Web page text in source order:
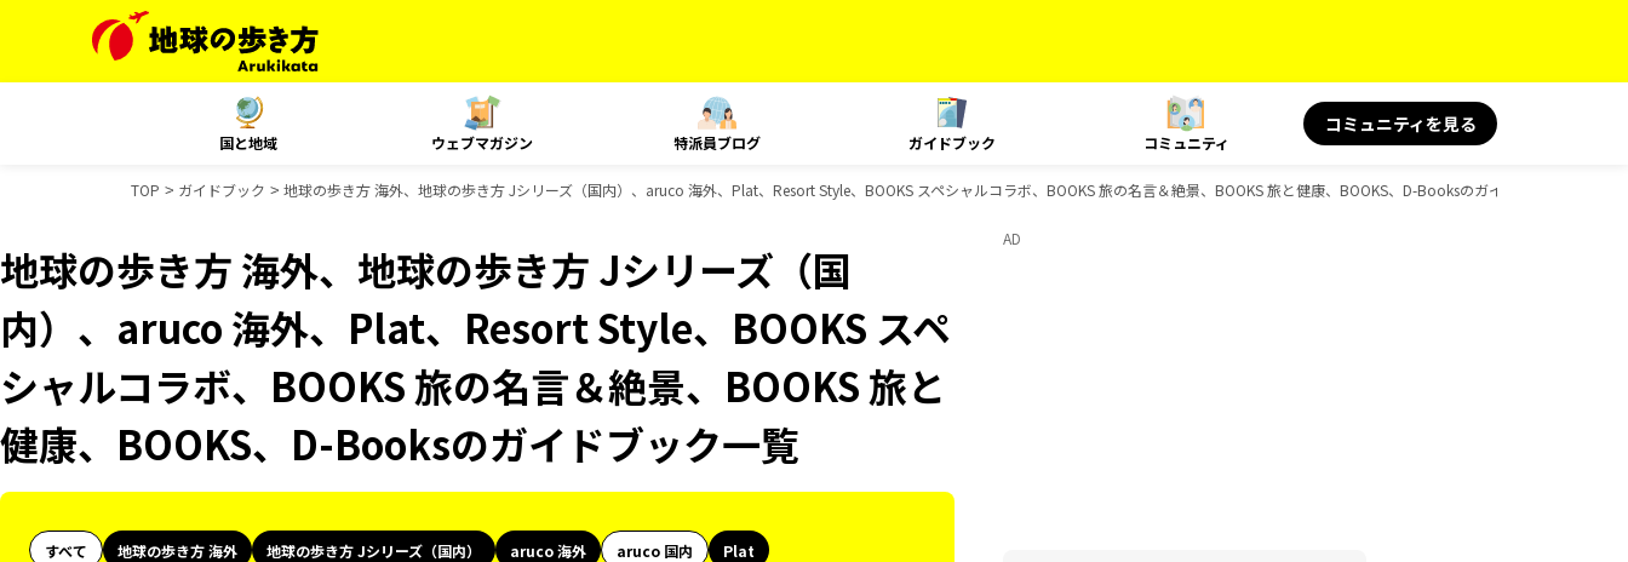
国と地域 ウェブマガジン 特派員ブログ ガイドブック コミュニティ
コミュニティを見る
TOP ガイドブック 地球の歩き方 海外、地球の歩き方 Jシリーズ（国内）、aruco 海外、Plat、Resort Style、BOOKS スペシャルコラボ、BOOKS 旅の名言＆絶景、BOOKS 旅と健康、BOOKS、D-Booksのガイドブック一覧
地球の歩き方 海外、地球の歩き方 Jシリーズ（国
内）、aruco 海外、Plat、Resort Style、BOOKS スペ
シャルコラボ、BOOKS 旅の名言＆絶景、BOOKS 旅と
健康、BOOKS、D-Booksのガイドブック一覧
すべて 地球の歩き方 海外 地球の歩き方 Jシリーズ（国内） aruco 海外 aruco 国内
Plat
AD